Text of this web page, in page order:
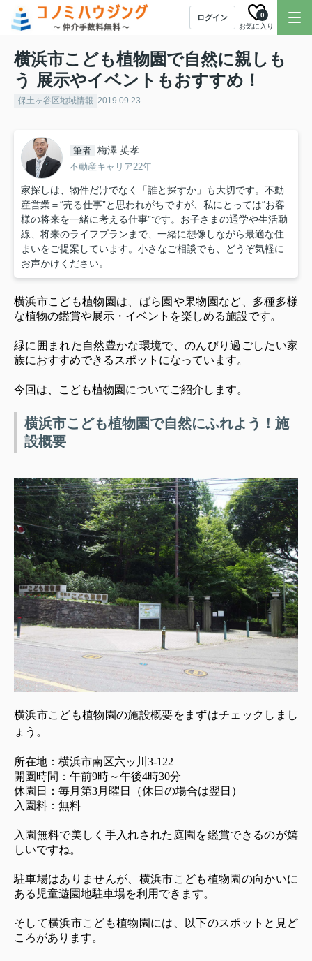
ログイン
お気に入り
0
横浜市こども植物園で自然に親しも
う 展示やイベントもおすすめ！
保土ヶ谷区地域情報 2019.09.23
筆者 梅澤 英孝
不動産キャリア22年
家探しは、物件だけでなく「誰と探すか」も大切です。不動
産営業＝“売る仕事”と思われがちですが、私にとっては“お客
様の将来を一緒に考える仕事”です。お子さまの通学や生活動
線、将来のライフプランまで、一緒に想像しながら最適な住
まいをご提案しています。小さなご相談でも、どうぞ気軽に
お声かけください。
横浜市こども植物園は、ばら園や果物園など、多種多様
な植物の鑑賞や展示・イベントを楽しめる施設です。
緑に囲まれた自然豊かな環境で、のんびり過ごしたい家
族におすすめできるスポットになっています。
今回は、こども植物園についてご紹介します。
横浜市こども植物園で自然にふれよう！施
設概要
横浜市こども植物園の施設概要をまずはチェックしまし
ょう。
所在地：横浜市南区六ッ川3-122
開園時間：午前9時～午後4時30分
休園日：毎月第3月曜日（休日の場合は翌日）
入園料：無料
入園無料で美しく手入れされた庭園を鑑賞できるのが嬉
しいですね。
駐車場はありませんが、横浜市こども植物園の向かいに
ある児童遊園地駐車場を利用できます。
そして横浜市こども植物園には、以下のスポットと見ど
ころがあります。